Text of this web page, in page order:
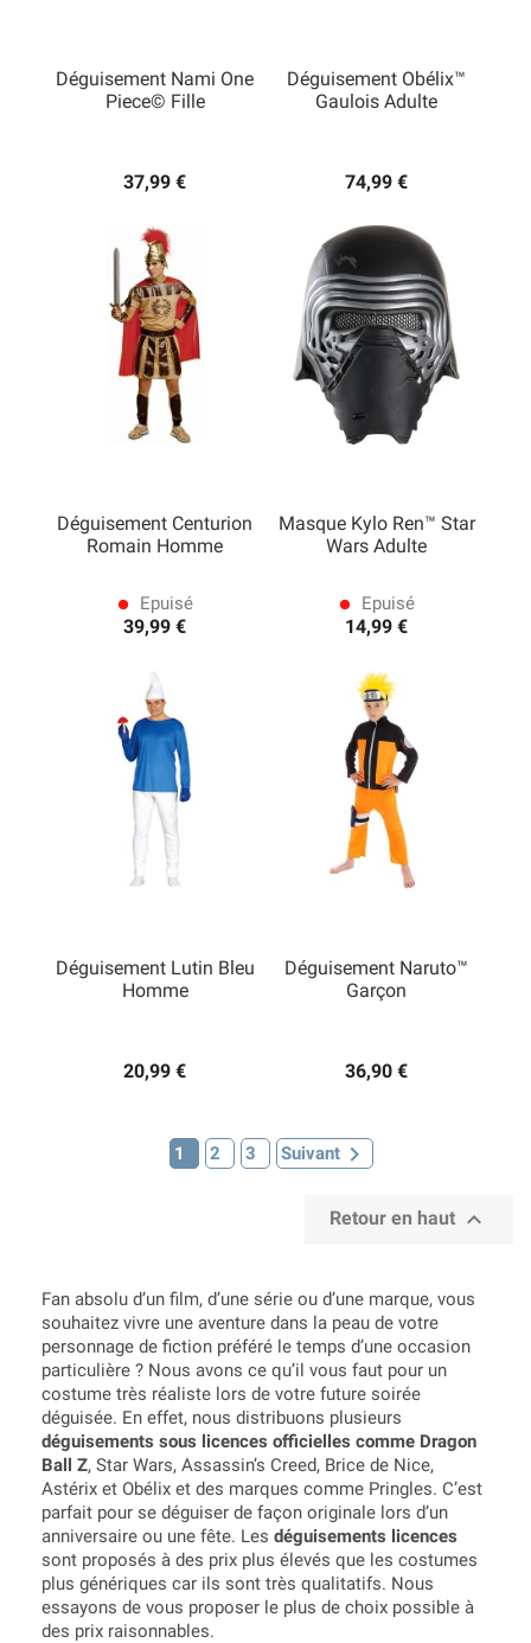
Déguisement Nami One
Piece© Fille
37,99 €
Déguisement Obélix™
Gaulois Adulte
74,99 €
Déguisement Centurion
Romain Homme
lens Epuisé
39,99 €
Masque Kylo Ren™ Star
Wars Adulte
lens Epuisé
14,99 €
Déguisement Lutin Bleu
Homme
20,99 €
Déguisement Naruto™
Garçon
36,90 €
1 2 3 Suivant 
Retour en haut 
Fan absolu d’un film, d’une série ou d’une marque, vous
souhaitez vivre une aventure dans la peau de votre
personnage de fiction préféré le temps d’une occasion
particulière ? Nous avons ce qu’il vous faut pour un
costume très réaliste lors de votre future soirée
déguisée. En effet, nous distribuons plusieurs
déguisements sous licences officielles comme Dragon
Ball Z, Star Wars, Assassin’s Creed, Brice de Nice,
Astérix et Obélix et des marques comme Pringles. C’est
parfait pour se déguiser de façon originale lors d’un
anniversaire ou une fête. Les déguisements licences
sont proposés à des prix plus élevés que les costumes
plus génériques car ils sont très qualitatifs. Nous
essayons de vous proposer le plus de choix possible à
des prix raisonnables.